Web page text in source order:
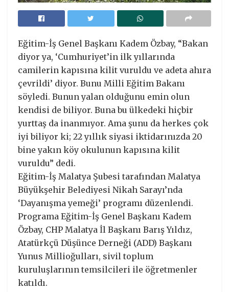
Eğitim-İş Genel Başkanı Kadem Özbay, “Bakan
diyor ya, ‘Cumhuriyet’in ilk yıllarında
camilerin kapısına kilit vuruldu ve adeta ahıra
çevrildi’ diyor. Bunu Milli Eğitim Bakanı
söyledi. Bunun yalan olduğunu emin olun
kendisi de biliyor. Buna bu ülkedeki hiçbir
yurttaş da inanmıyor. Ama şunu da herkes çok
iyi biliyor ki; 22 yıllık siyasi iktidarınızda 20
bine yakın köy okulunun kapısına kilit
vuruldu” dedi.
Eğitim-İş Malatya Şubesi tarafından Malatya
Büyükşehir Belediyesi Nikah Sarayı’nda
‘Dayanışma yemeği’ programı düzenlendi.
Programa Eğitim-İş Genel Başkanı Kadem
Özbay, CHP Malatya İl Başkanı Barış Yıldız,
Atatürkçü Düşünce Derneği (ADD) Başkanı
Yunus Millioğulları, sivil toplum
kuruluşlarının temsilcileri ile öğretmenler
katıldı.